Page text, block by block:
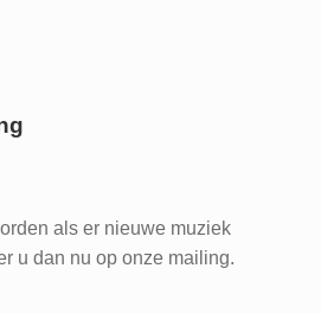
als er nieuwe muziek
u dan nu op onze mailing.